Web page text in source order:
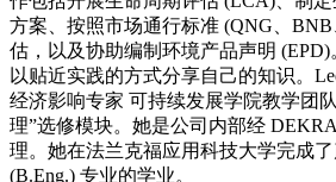
方案、按照市场通行标准 (QNG、
估，以及协助编制环境产品声明
以贴近实践的方式分享自己的知识。
经济影响专家 可持续发展学院教学团
理”选修模块。她是公司内部经
理。她在法兰克福应用科技大学完成
(B.Eng.) 专业的学业。